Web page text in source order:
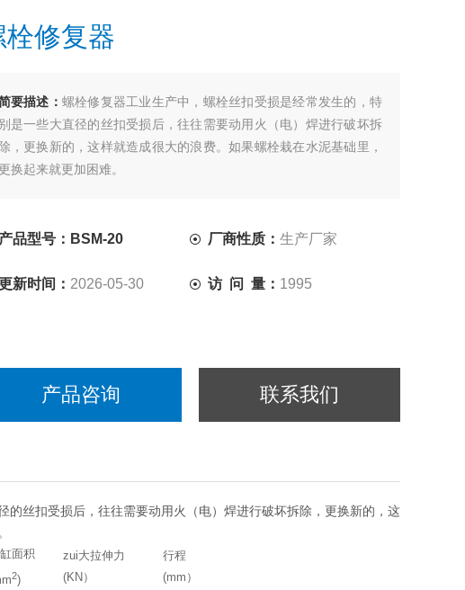
栓修复器
要描述： 螺栓修复器工业生产中，螺栓丝扣受损是经常发生的，特
别是一些大直径的丝扣受损后，往往需要动用火（电）焊进行破坏拆
除，更换新的，这样就造成很大的浪费。如果螺栓栽在水泥基础里，
换起来就更加困难。
产品型号：BSM-20 厂商性质：生产厂家
新时间： 2026-05-30 访 问 量： 1995
产品咨询 联系我们
丝扣受损后，往往需要动用火（电）焊进行破坏拆除，更换新的，这
面积
2)
zui大拉伸力
(KN）
行程
(mm）